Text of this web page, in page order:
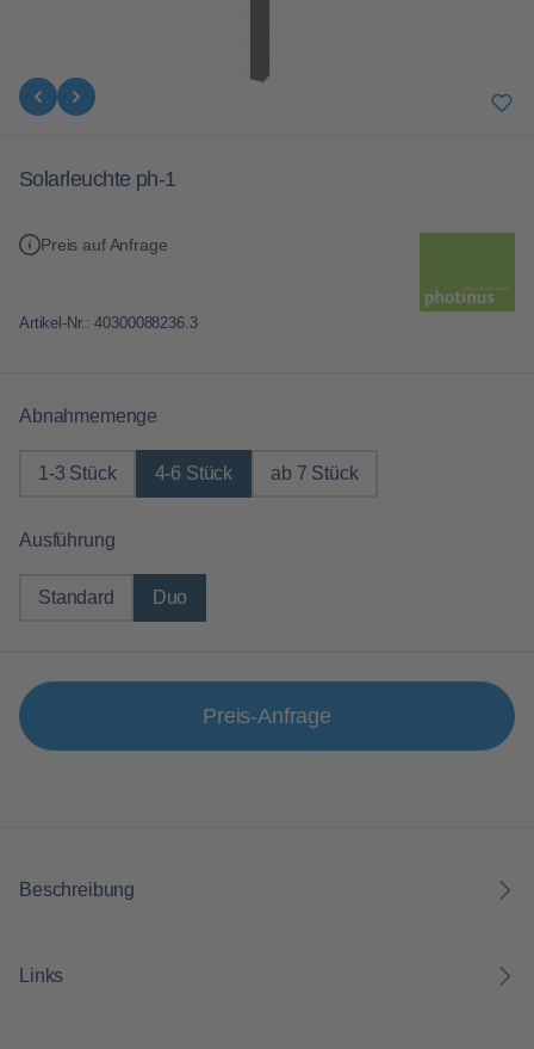
Solarleuchte ph-1
Preis auf Anfrage
Artikel-Nr.:40300088236.3
Abnahmemenge
1-3 Stück 4-6 Stück ab 7 Stück
Ausführungauswählen
Standard Duo
Preis-Anfrage
Beschreibung
Links